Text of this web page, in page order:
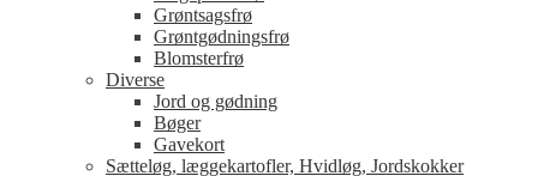
Grøntsagsfrø
Grøntgødningsfrø
Blomsterfrø
Diverse
Jord og gødning
Bøger
Gavekort
Sætteløg, læggekartofler, Hvidløg, Jordskokker